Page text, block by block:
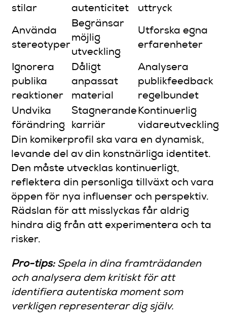
stilar
autenticitet
uttryck
Använda
stereotyper
Begränsar
möjlig
utveckling
Utforska egna
erfarenheter
Ignorera
publika
reaktioner
Dåligt
anpassat
material
Analysera
publikfeedback
regelbundet
Undvika
förändring
Stagnerande
karriär
Kontinuerlig
vidareutveckling
Din komikerprofil ska vara en dynamisk,
levande del av din konstnärliga identitet.
Den måste utvecklas kontinuerligt,
reflektera din personliga tillväxt och vara
öppen för nya influenser och perspektiv.
Rädslan för att misslyckas får aldrig
hindra dig från att experimentera och ta
risker.
Pro-tips: Spela in dina framträdanden
och analysera dem kritiskt för att
identifiera autentiska moment som
verkligen representerar dig själv.